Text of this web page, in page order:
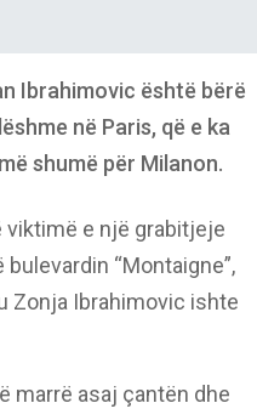
Ibrahimovic është bërë
në Paris, që e ka
shumë për Milanon.
viktimë e një grabitjeje
“Montaigne”,
Zonja Ibrahimovic ishte
marrë asaj çantën dhe